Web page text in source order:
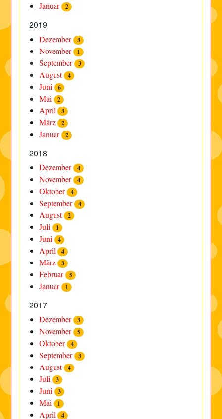
Januar 2
2019
Dezember 3
November 1
September 3
August 4
Juni 6
Mai 2
April 3
März 2
Januar 2
2018
Dezember 4
November 4
Oktober 4
September 4
August 2
Juli 1
Juni 4
April 4
März 3
Februar 5
Januar 1
2017
Dezember 3
November 5
Oktober 4
September 3
August 4
Juli 3
Juni 3
Mai 1
April 4